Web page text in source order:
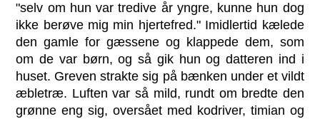
"selv om hun var tredive år yngre, kunne hun dog
ikke berøve mig min hjertefred." Imidlertid kælede
den gamle for gæssene og klappede dem, som
om de var børn, og så gik hun og datteren ind i
huset. Greven strakte sig på bænken under et vildt
æbletræ. Luften var så mild, rundt om bredte den
grønne eng sig, oversået med kodriver, timian og